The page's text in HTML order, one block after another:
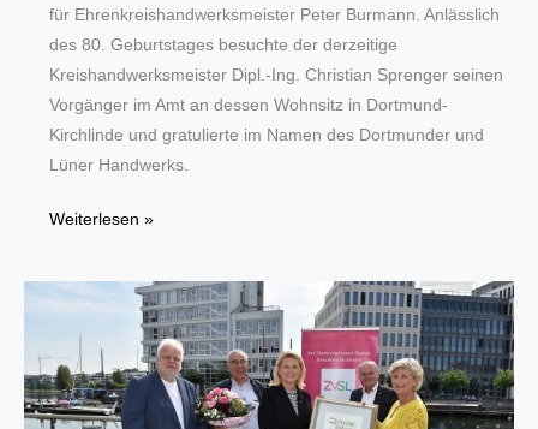
für Ehrenkreishandwerksmeister Peter Burmann. Anlässlich
des 80. Geburtstages besuchte der derzeitige
Kreishandwerksmeister Dipl.-Ing. Christian Sprenger seinen
Vorgänger im Amt an dessen Wohnsitz in Dortmund-
Kirchlinde und gratulierte im Namen des Dortmunder und
Lüner Handwerks.
Gratulation
80.
Ehrenkreishandwerksmeister
Burmann
Weiterlesen »